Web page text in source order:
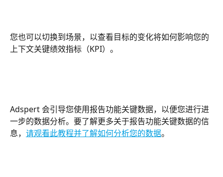
您也可以切换到场景，以查看目标的变化将如何影响您的
上下文关键绩效指标（KPI）。
Adspert 会引导您使用报告功能关键数据，以便您进行进
一步的数据分析。要了解更多关于报告功能关键数据的信
息， 请观看此教程并了解如何分析您的数据。